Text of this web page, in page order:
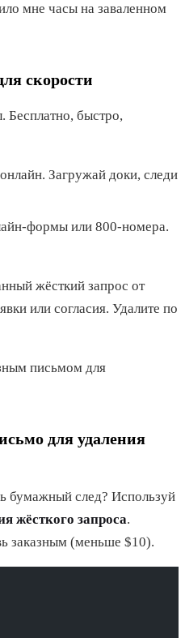
мне часы на заваленном
скорости
Бесплатно, быстро,
Загружай доки, следи
формы или 800-номера.
жёсткий запрос от
или согласия. Удалите по
письмом для
для удаления
бумажный след? Используй
жёсткого запроса.
заказным (меньше $10).